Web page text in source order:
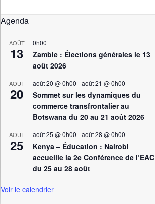
Agenda
AOÛT
13
0h00
Zambie : Élections générales le 13
août 2026
AOÛT
20
août 20 @ 0h00 -août 21 @ 0h00
Sommet sur les dynamiques du
commerce transfrontalier au
Botswana du 20 au 21 août 2026
AOÛT
25
août 25 @ 0h00 -août 28 @ 0h00
Kenya – Éducation : Nairobi
accueille la 2e Conférence de l’EAC
du 25 au 28 août
Voir le calendrier